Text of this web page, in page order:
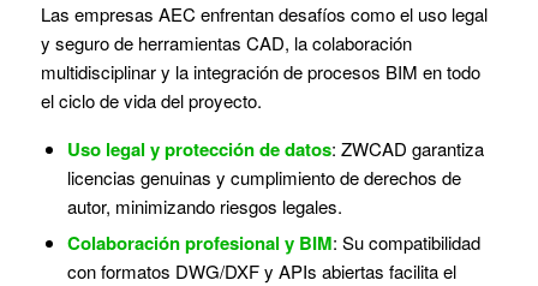
Las empresas AEC enfrentan desafíos como el uso legal
y seguro de herramientas CAD, la colaboración
multidisciplinar y la integración de procesos BIM en todo
el ciclo de vida del proyecto.
Uso legal y protección de datos: ZWCAD garantiza
licencias genuinas y cumplimiento de derechos de
autor, minimizando riesgos legales.
Colaboración profesional y BIM: Su compatibilidad
con formatos DWG/DXF y APIs abiertas facilita el